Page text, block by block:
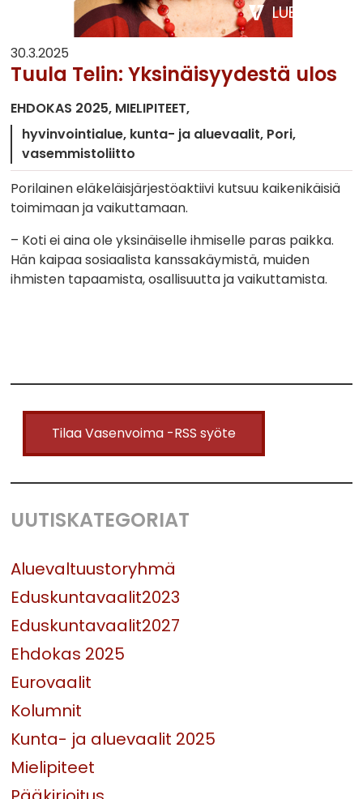
LUE LISÄÄ
30.3.2025
Tuula Telin: Yksinäisyydestä ulos
EHDOKAS 2025 MIELIPITEET
hyvinvointialue kunta- ja aluevaalit Pori
vasemmistoliitto
Porilainen eläkeläisjärjestöaktiivi kutsuu kaikenikäisiä
toimimaan ja vaikuttamaan.
– Koti ei aina ole yksinäiselle ihmiselle paras paikka.
Hän kaipaa sosiaalista kanssakäymistä, muiden
ihmisten tapaamista, osallisuutta ja vaikuttamista.
Tilaa Vasenvoima -RSS syöte
UUTISKATEGORIAT
Aluevaltuustoryhmä
Eduskuntavaalit2023
Eduskuntavaalit2027
Ehdokas 2025
Eurovaalit
Kolumnit
Kunta- ja aluevaalit 2025
Mielipiteet